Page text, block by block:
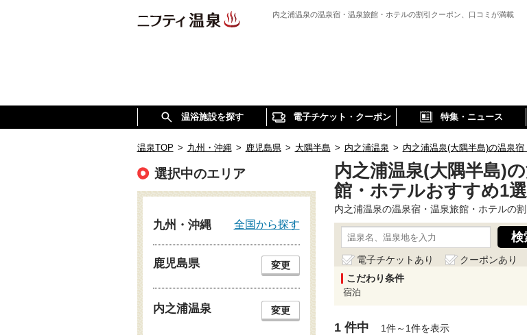
内之浦温泉の温泉宿・温泉旅館・ホテルの割引クーポン、口コミが満載
温浴施設を探す 電子チケット・クーポン 特集・ニュース
温泉TOP > 九州・沖縄 > 鹿児島県 > 大隅半島 > 内之浦温泉 > 内之浦温泉(大隅半島)の温泉
内之浦温泉(大隅半島)
館・ホテルおすすめ1
内之浦温泉の温泉宿・温泉旅館・ホテルの
電子チケットあり クーポンあり
こだわり条件
宿泊
1 件中 1件～1件を表示
選択中のエリア
九州・沖縄 全国から探す
鹿児島県 変更
内之浦温泉 変更